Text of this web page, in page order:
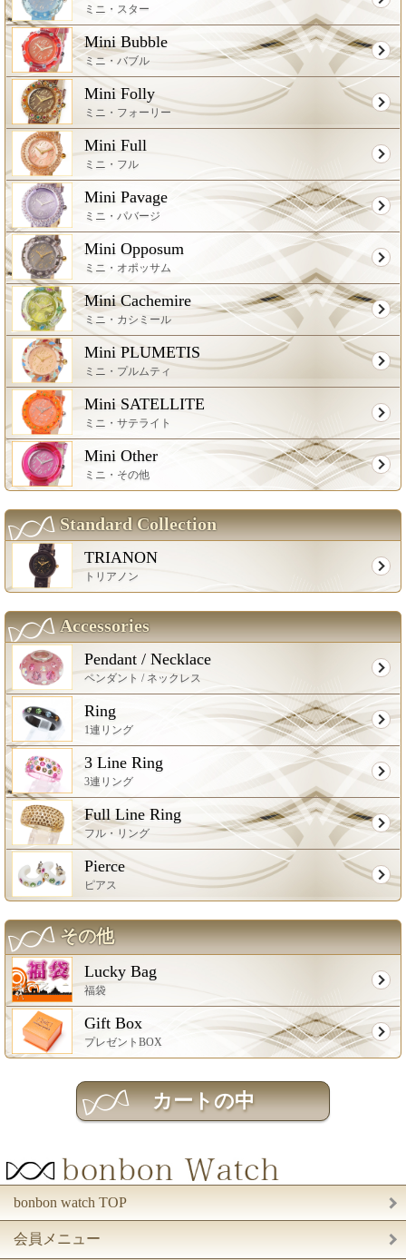
ミニ・スター
Mini Bubble
ミニ・バブル
Mini Folly
ミニ・フォーリー
Mini Full
ミニ・フル
Mini Pavage
ミニ・パバージ
Mini Opposum
ミニ・オポッサム
Mini Cachemire
ミニ・カシミール
Mini PLUMETIS
ミニ・プルムティ
Mini SATELLITE
ミニ・サテライト
Mini Other
ミニ・その他
Standard Collection
TRIANON
トリアノン
Accessories
Pendant / Necklace
ペンダント / ネックレス
Ring
1連リング
3 Line Ring
3連リング
Full Line Ring
フル・リング
Pierce
ピアス
その他
Lucky Bag
福袋
Gift Box
プレゼントBOX
bonbon watch TOP
会員メニュー